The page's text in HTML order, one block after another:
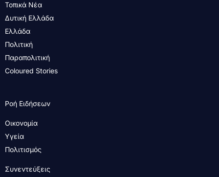
Τοπικά Νέα
Δυτική Ελλάδα
Ελλάδα
Πολιτική
Παραπολιτική
Coloured Stories
Ροή Ειδήσεων
Οικονομία
Υγεία
Πολιτισμός
Συνεντεύξεις